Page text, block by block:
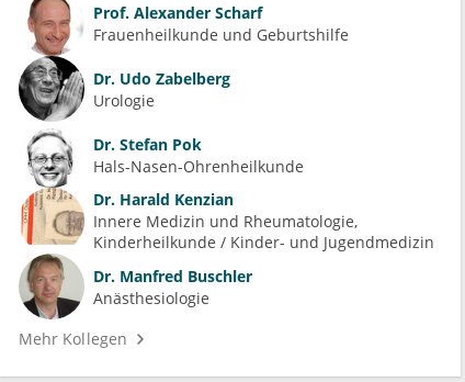
Prof. Alexander Scharf
Frauenheilkunde und Geburtshilfe
Dr. Udo Zabelberg
Urologie
Dr. Stefan Pok
Hals-Nasen-Ohrenheilkunde
Dr. Harald Kenzian
Innere Medizin und Rheumatologie
Kinderheilkunde / Kinder- und Jugendmedizin
Dr. Manfred Buschler
Anästhesiologie
Mehr Kollegen